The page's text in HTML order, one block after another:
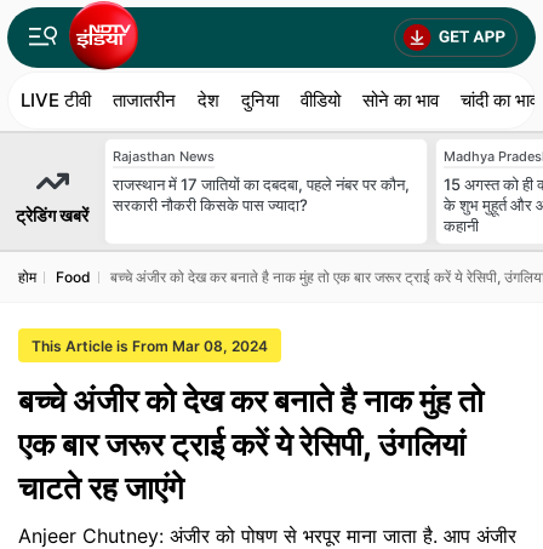
LIVE टीवी ताजातरीन देश दुनिया वीडियो सोने का भाव चांदी का भाव
ट्रेडिंग खबरें
Rajasthan News
राजस्थान में 17 जातियों का दबदबा, पहले नंबर पर कौन,
सरकारी नौकरी किसके पास ज्यादा?
Madhya
15 अगस्त को ही
के शुभ मुहूर्त और
कहानी
होम Food बच्चे अंजीर को देख कर बनाते है नाक मुंह तो एक बार जरूर ट्राई करें ये रेसिपी,
This Article is From Mar 08, 2024
बच्चे अंजीर को देख कर बनाते है नाक मुंह तो
एक बार जरूर ट्राई करें ये रेसिपी, उंगलियां
चाटते रह जाएंगे
Anjeer Chutney: अंजीर को पोषण से भरपूर माना जाता है. आप अंजीर